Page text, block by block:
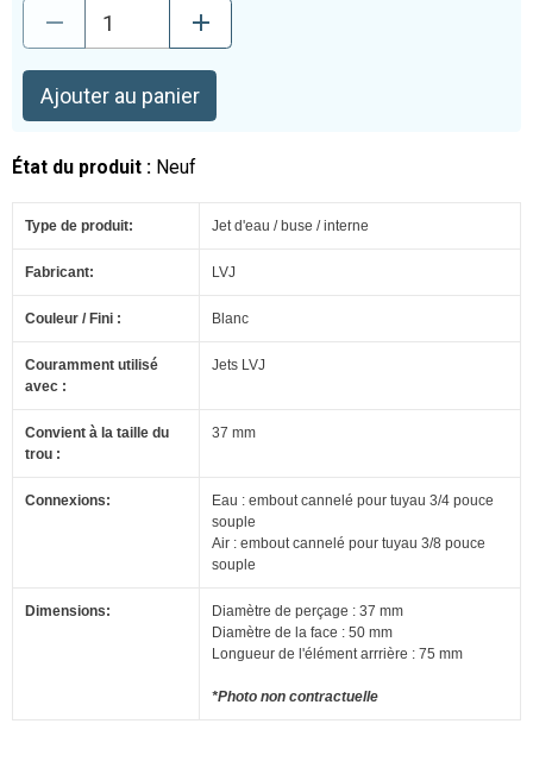
Ajouter au panier
État du produit : Neuf
Type de produit: Jet d'eau / buse / interne
Fabricant: LVJ
Couleur / Fini : Blanc
Couramment utilisé
avec :
Jets LVJ
Convient à la taille du
trou :
37 mm
Connexions:
Eau : embout cannelé pour tuyau 3/4 pouce
souple
Air : embout cannelé pour tuyau 3/8 pouce
souple
Dimensions:
Diamètre de perçage : 37 mm
Diamètre de la face : 50 mm
Longueur de l'élément arrrière : 75 mm
*Photo non contractuelle